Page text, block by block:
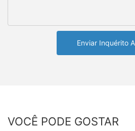
Enviar Inquérito
VOCÊ PODE GOSTAR